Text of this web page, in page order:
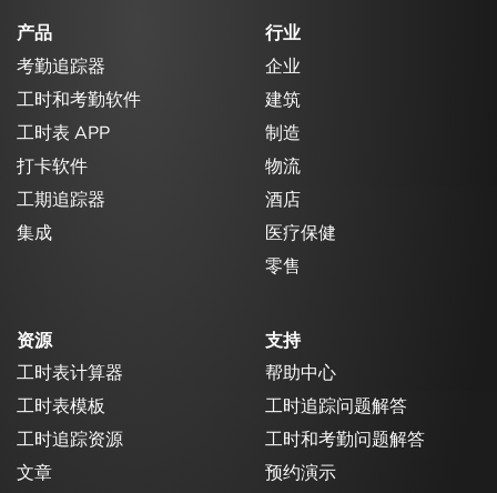
产品
考勤追踪器
工时和考勤软件
工时表 APP
打卡软件
工期追踪器
集成
行业
企业
建筑
制造
物流
酒店
医疗保健
零售
资源
工时表计算器
工时表模板
工时追踪资源
文章
支持
帮助中心
工时追踪问题解答
工时和考勤问题解答
预约演示